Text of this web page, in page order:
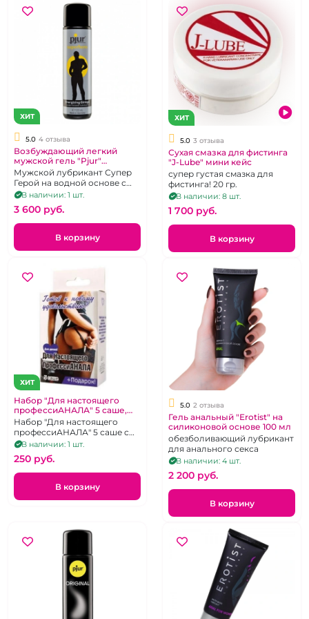
ХИТ
5.0 4 отзыва
Возбуждающий легкий
мужской гель "Pjur"
Superhero на водной основе
Мужской лубрикант Супер
Герой на водной основе с
возбуждающим эффектом -
содержит Гинкго Билоба,
100 мл
В наличии: 1 шт.
3 600 pуб.
В корзину
ХИТ
5.0 3 отзыва
Сухая смазка для фистинга
"J-Lube" мини кейс
супер густая смазка для
фистинга! 20 гр.
В наличии: 8 шт.
1 700 pуб.
В корзину
ХИТ
Набор "Для настоящего
профессиАНАЛА" 5 саше,
презерватив
Набор "Для настоящего
профессиАНАЛА" 5 саше c
анальными смазками + 3
презерватива
В наличии: 1 шт.
250 pуб.
В корзину
5.0 2 отзыва
Гель анальный "Erotist" на
силиконовой основе 100 мл
обезболивающий лубрикант
для анального секса
В наличии: 4 шт.
2 200 pуб.
В корзину